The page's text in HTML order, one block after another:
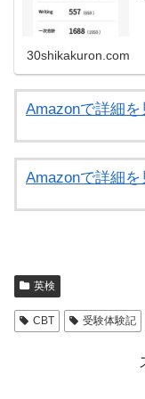
30shikakuron.com
Amazonで詳細を
Amazonで詳細を
英検
CBT 受験体験記